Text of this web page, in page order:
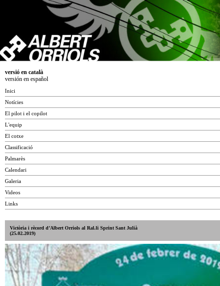
versió en català
versión en español
Inici
Notícies
El pilot i el copilot
L'equip
El cotxe
Classificació
Palmarès
Calendari
Galeria
Videos
Links
Victòria i rècord d’Albert Orriols al Ral.li Sprint Sant Julià
(25.02.2019)